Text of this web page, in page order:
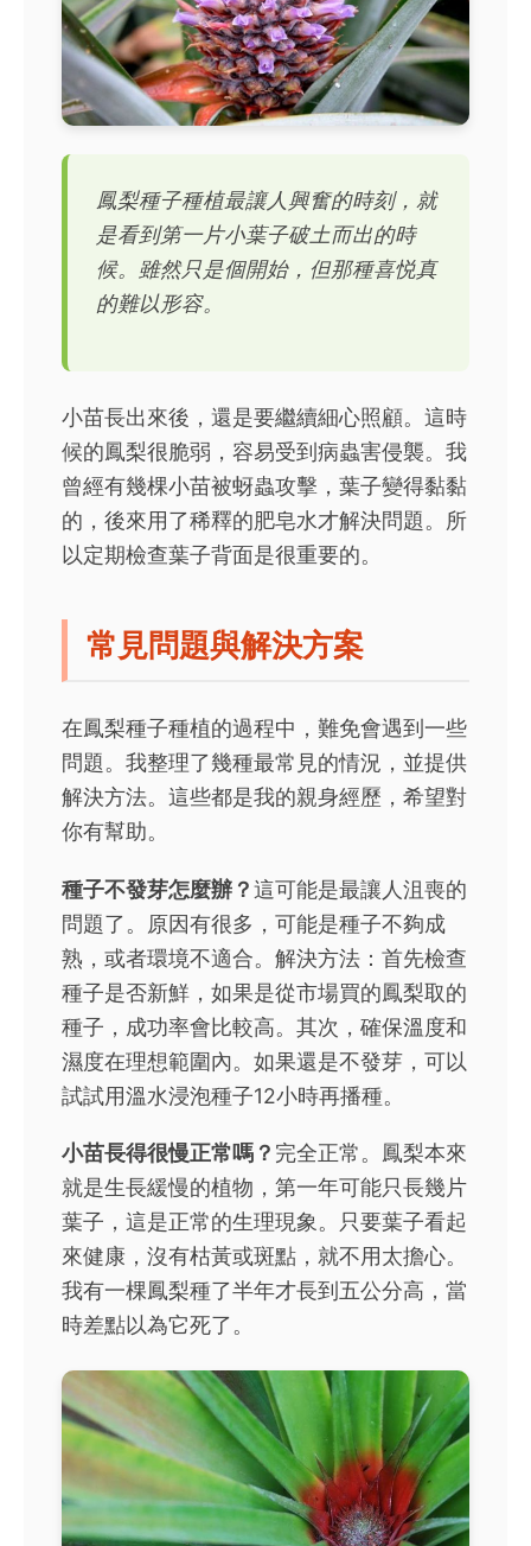
鳳梨種子種植最讓人興奮的時刻，就
是看到第一片小葉子破土而出的時
候。雖然只是個開始，但那種喜悦真
的難以形容。
小苗長出來後，還是要繼續細心照顧。這時
候的鳳梨很脆弱，容易受到病蟲害侵襲。我
曾經有幾棵小苗被蚜蟲攻擊，葉子變得黏黏
的，後來用了稀釋的肥皂水才解決問題。所
以定期檢查葉子背面是很重要的。
常見問題與解決方案
在鳳梨種子種植的過程中，難免會遇到一些
問題。我整理了幾種最常見的情況，並提供
解決方法。這些都是我的親身經歷，希望對
你有幫助。
種子不發芽怎麼辦？這可能是最讓人沮喪的
問題了。原因有很多，可能是種子不夠成
熟，或者環境不適合。解決方法：首先檢查
種子是否新鮮，如果是從市場買的鳳梨取的
種子，成功率會比較高。其次，確保溫度和
濕度在理想範圍內。如果還是不發芽，可以
試試用溫水浸泡種子12小時再播種。
小苗長得很慢正常嗎？ 完全正常。鳳梨本來
就是生長緩慢的植物，第一年可能只長幾片
葉子，這是正常的生理現象。只要葉子看起
來健康，沒有枯黃或斑點，就不用太擔心。
我有一棵鳳梨種了半年才長到五公分高，當
時差點以為它死了。